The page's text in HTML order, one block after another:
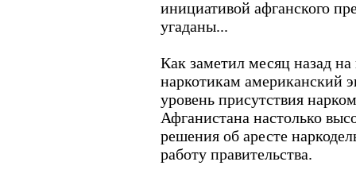
инициативой афганского
угаданы...
Как заметил месяц назад
наркотикам американский
уровень присутствия
Афганистана настолько
решения об аресте
работу правительства.